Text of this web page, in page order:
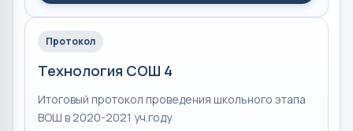
Протокол
Технология СОШ 4
Итоговый протокол проведения школьного этапа
ВОШ в 2020-2021 уч.году